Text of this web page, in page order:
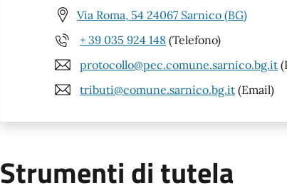
Via Roma, 54 24067 Sarnico (BG)
+ 39 035 924 148 (Telefono)
protocollo@pec.comune.sarnico.bg.it
tributi@comune.sarnico.bg.it (Email)
Strumenti di tutela